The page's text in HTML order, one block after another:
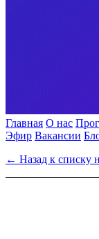
Главная О нас
Эфир Вакансии
← Назад к списку